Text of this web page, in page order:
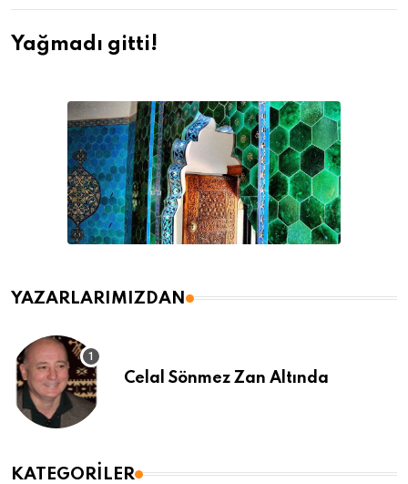
Yağmadı gitti!
YAZARLARIMIZDAN
Celal Sönmez Zan Altında
KATEGORILER